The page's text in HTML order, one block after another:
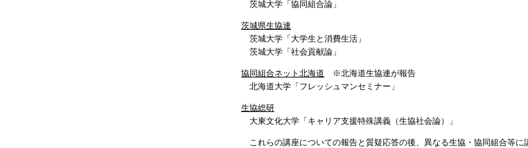
茨城大学「協同組合論」
茨城県生協連
茨城大学「大学生と消費生活」
茨城大学「社会貢献論」
協同組合ネット北海道 ※北海道生協連が報告
北海道大学「フレッシュマンセミナー」
生協総研
大東文化大学「キャリア支援特殊講義（生協社会論）」
これらの講座についての報告と質疑応答の後、異なる生協・協同組合等に